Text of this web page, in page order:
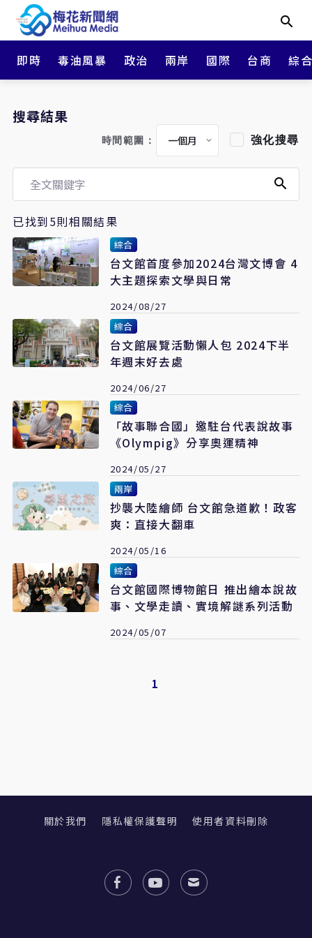
即時 毒油風暴 政治 兩岸 國際 台商 綜
搜尋結果
時間範圍： 強化搜尋
已找到5則相關結果
綜合
台文館首度參加2024台灣文博會 4
大主題探索文學與日常
2024/08/27
綜合
台文館展覽活動懶人包 2024下半
年週末好去處
2024/06/27
綜合
「故事聯合國」邀駐台代表說故事
《Olympig》分享奧運精神
2024/05/27
兩岸
抄襲大陸繪師 台文館急道歉！政客
爽：直接大翻車
2024/05/16
綜合
台文館國際博物館日 推出繪本說故
事、文學走讀、實境解謎系列活動
2024/05/07
1
關於我們 隱私權保護聲明 使用者資料刪除